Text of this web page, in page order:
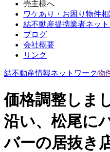
売主様へ
ワケあり・お困り物件
結不動産提携業者ネッ
ブログ
会社概要
リンク
結不動産情報ネットワーク物
価格調整しま
沿い、松尾に
バーの居抜き